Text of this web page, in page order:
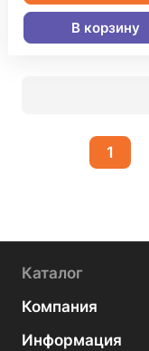
В корзину
1
Каталог
Компания
Информация